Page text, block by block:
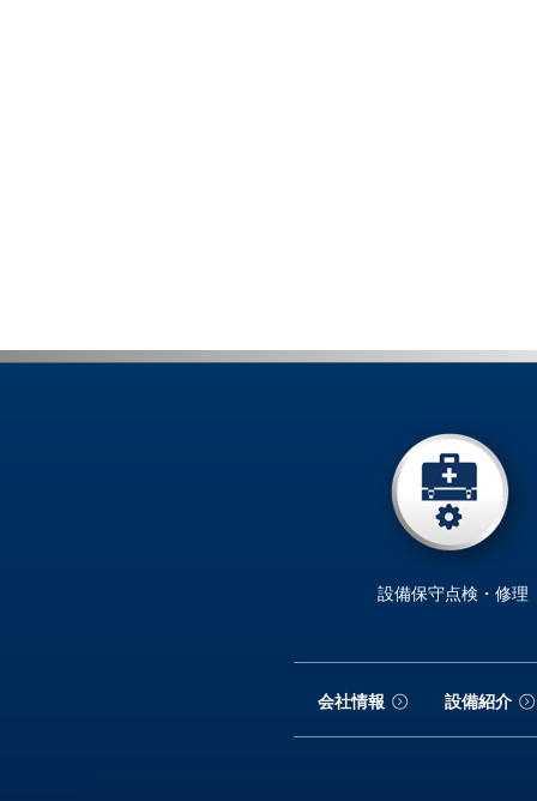
設備保守点検・修理
会社情報 設備紹介